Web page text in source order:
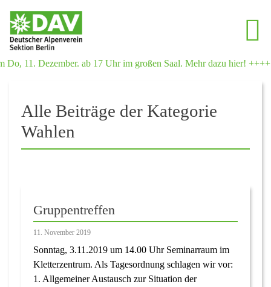
Dezember. ab 17 Uhr im großen Saal. Mehr dazu hier! ++++
Alle Beiträge der Kategorie
Wahlen
Gruppentreffen
11. November 2019
Sonntag, 3.11.2019 um 14.00 Uhr Seminarraum im
Kletterzentrum. Als Tagesordnung schlagen wir vor:
1. Allgemeiner Austausch zur Situation der